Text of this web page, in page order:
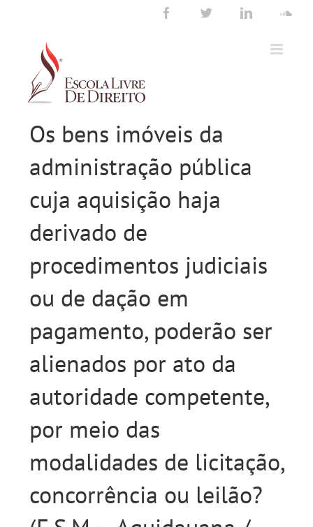
LinkedIn
Twitter
Facebook
Os bens imóveis da
administração pública
cuja aquisição haja
derivado de
procedimentos judiciais
ou de dação em
pagamento, poderão ser
alienados por ato da
autoridade competente,
por meio das
modalidades de licitação,
concorrência ou leilão?